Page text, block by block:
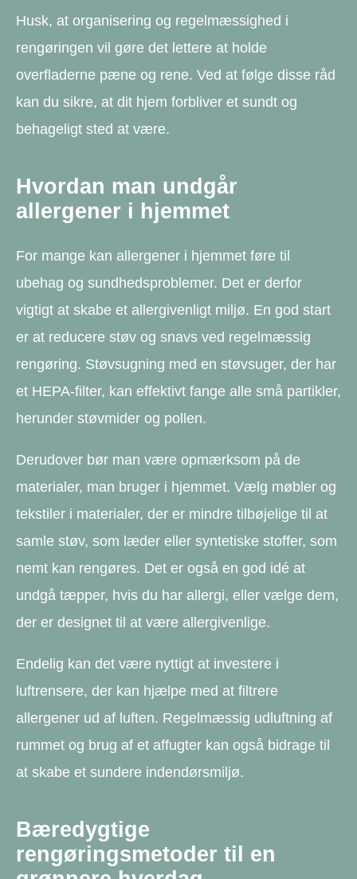
Husk, at organisering og regelmæssighed i
rengøringen vil gøre det lettere at holde
overfladerne pæne og rene. Ved at følge disse råd
kan du sikre, at dit hjem forbliver et sundt og
behageligt sted at være.
Hvordan man undgår
allergener i hjemmet
For mange kan allergener i hjemmet føre til
ubehag og sundhedsproblemer. Det er derfor
vigtigt at skabe et allergivenligt miljø. En god start
er at reducere støv og snavs ved regelmæssig
rengøring. Støvsugning med en støvsuger, der har
et HEPA-filter, kan effektivt fange alle små partikler,
herunder støvmider og pollen.
Derudover bør man være opmærksom på de
materialer, man bruger i hjemmet. Vælg møbler og
tekstiler i materialer, der er mindre tilbøjelige til at
samle støv, som læder eller syntetiske stoffer, som
nemt kan rengøres. Det er også en god idé at
undgå tæpper, hvis du har allergi, eller vælge dem,
der er designet til at være allergivenlige.
Endelig kan det være nyttigt at investere i
luftrensere, der kan hjælpe med at filtrere
allergener ud af luften. Regelmæssig udluftning af
rummet og brug af et affugter kan også bidrage til
at skabe et sundere indendørsmiljø.
Bæredygtige
rengøringsmetoder til en